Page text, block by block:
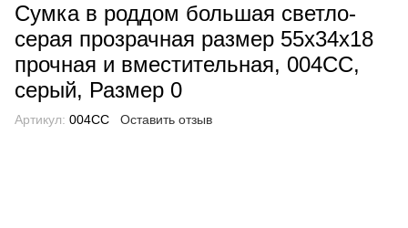
Сумка в роддом большая светло-
серая прозрачная размер 55х34х18
прочная и вместительная, 004СС,
серый, Размер 0
Артикул: 004СС Оставить отзыв